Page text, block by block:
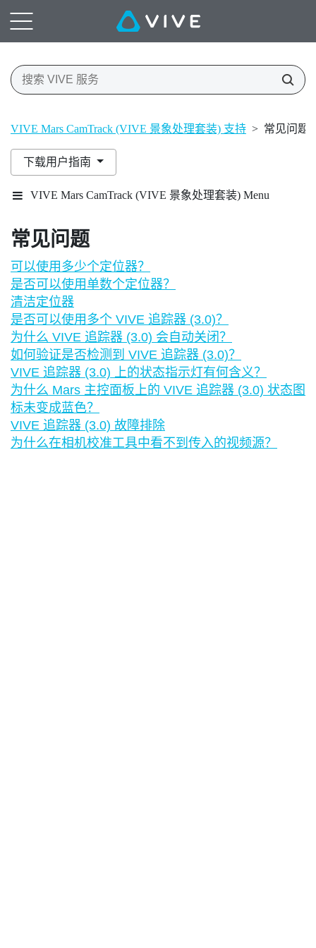
VIVE Mars CamTrack (VIVE 景象处理套装) 支持 > 常见问题
下载用户指南
VIVE Mars CamTrack (VIVE 景象处理套装) Menu
常见问题
可以使用多少个定位器？
是否可以使用单数个定位器？
清洁定位器
是否可以使用多个 VIVE 追踪器 (3.0)？
为什么 VIVE 追踪器 (3.0) 会自动关闭？
如何验证是否检测到 VIVE 追踪器 (3.0)？
VIVE 追踪器 (3.0) 上的状态指示灯有何含义？
为什么 Mars 主控面板上的 VIVE 追踪器 (3.0) 状态图
标未变成蓝色？
VIVE 追踪器 (3.0) 故障排除
为什么在相机校准工具中看不到传入的视频源？